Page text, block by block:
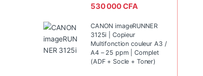
530 000CFA
CANON imageRUNNER
3125i | Copieur
Multifonction couleur A3 /
A4 – 25 ppm | Complet
(ADF + Socle + Toner)